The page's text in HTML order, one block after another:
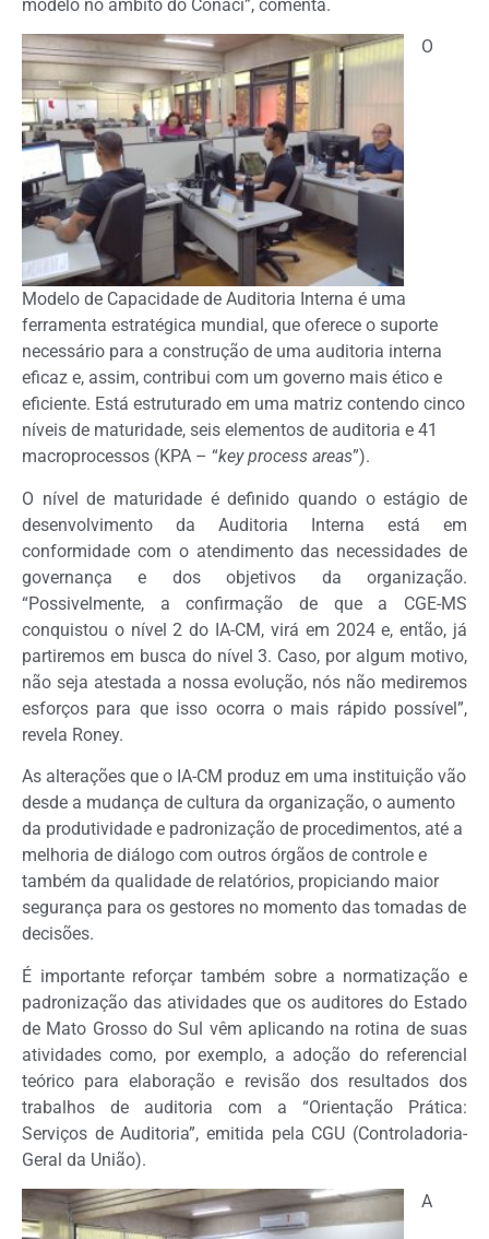
modelo no âmbito do Conaci”, comenta.
O
Modelo de Capacidade de Auditoria Interna é uma
ferramenta estratégica mundial, que oferece o suporte
necessário para a construção de uma auditoria interna
eficaz e, assim, contribui com um governo mais ético e
eficiente. Está estruturado em uma matriz contendo cinco
níveis de maturidade, seis elementos de auditoria e 41
macroprocessos (KPA – “key process areas”).
O nível de maturidade é definido quando o estágio de
desenvolvimento da Auditoria Interna está em
conformidade com o atendimento das necessidades de
governança e dos objetivos da organização.
“Possivelmente, a confirmação de que a CGE-MS
conquistou o nível 2 do IA-CM, virá em 2024 e, então, já
partiremos em busca do nível 3. Caso, por algum motivo,
não seja atestada a nossa evolução, nós não mediremos
esforços para que isso ocorra o mais rápido possível”,
revela Roney.
As alterações que o IA-CM produz em uma instituição vão
desde a mudança de cultura da organização, o aumento
da produtividade e padronização de procedimentos, até a
melhoria de diálogo com outros órgãos de controle e
também da qualidade de relatórios, propiciando maior
segurança para os gestores no momento das tomadas de
decisões.
É importante reforçar também sobre a normatização e
padronização das atividades que os auditores do Estado
de Mato Grosso do Sul vêm aplicando na rotina de suas
atividades como, por exemplo, a adoção do referencial
teórico para elaboração e revisão dos resultados dos
trabalhos de auditoria com a “Orientação Prática:
Serviços de Auditoria”, emitida pela CGU (Controladoria-
Geral da União).
A